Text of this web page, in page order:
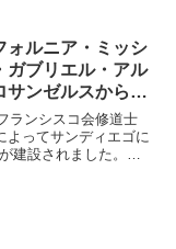
マーやスケートボー
ニスビ...
ォルニア・ミッシ
ブリエル・アル
ンゼルスからも
San Gabriel
ランシスコ会修道士
ってサンディエゴに
建設されました。そ